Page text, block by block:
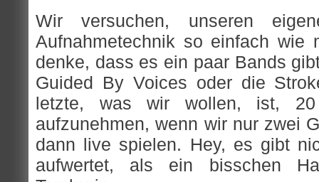
Wir versuchen, unseren
Aufnahmetechnik so einfach wie
denke, dass es ein paar Bands
Guided By Voices oder die
letzte, was wir wollen, ist, 20
aufzunehmen, wenn wir nur zwei
dann live spielen. Hey, es gibt
aufwertet, als ein bisschen